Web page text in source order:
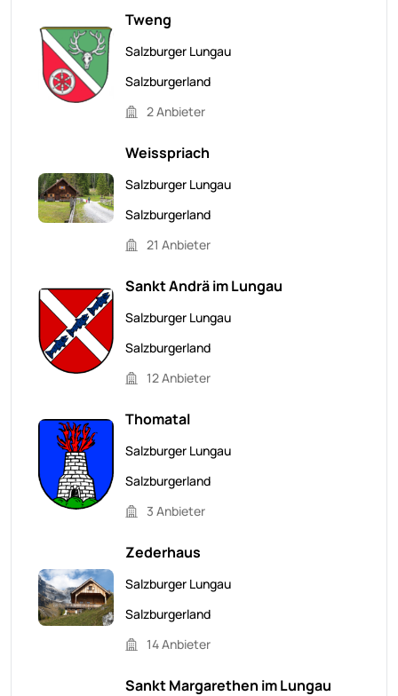
Tweng
Salzburger Lungau
Salzburgerland
2 Anbieter
Weisspriach
Salzburger Lungau
Salzburgerland
21 Anbieter
Sankt Andrä im Lungau
Salzburger Lungau
Salzburgerland
12 Anbieter
Thomatal
Salzburger Lungau
Salzburgerland
3 Anbieter
Zederhaus
Salzburger Lungau
Salzburgerland
14 Anbieter
Sankt Margarethen im Lungau